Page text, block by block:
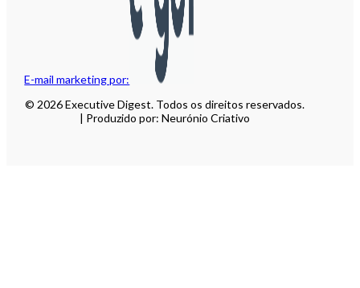
E-mail marketing por:
© 2026 Executive Digest. Todos os direitos reservados.
| Produzido por: Neurónio Criativo